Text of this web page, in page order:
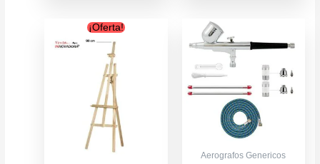
¡Oferta!Original
price
was:
$12.900.
Aerografos Genericos